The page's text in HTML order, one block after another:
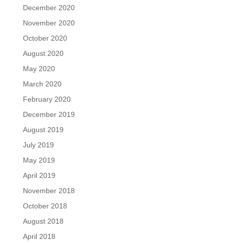
December 2020
November 2020
October 2020
August 2020
May 2020
March 2020
February 2020
December 2019
August 2019
July 2019
May 2019
April 2019
November 2018
October 2018
August 2018
April 2018